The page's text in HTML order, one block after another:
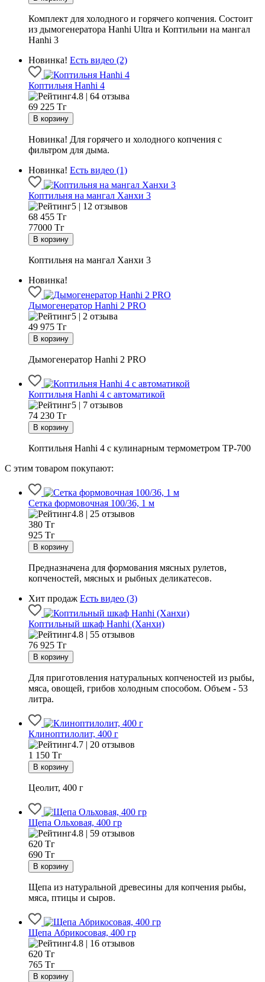
Комплект для холодного и горячего копчения. Состоит
из дымогенератора Hanhi Ultra и Коптильни на мангал
Hanhi 3
Новинка! Есть видео (2)
Коптильня Hanhi 4
4.8 | 64 отзыва
69 225 Тг
Новинка! Для горячего и холодного копчения с
фильтром для дыма.
Новинка! Есть видео (1)
Коптильня на мангал Ханхи 3
5 | 12 отзывов
68 455 Тг
77000 Тг
Коптильня на мангал Ханхи 3
Новинка!
Дымогенератор Hanhi 2 PRO
5 | 2 отзыва
49 975 Тг
Дымогенератор Hanhi 2 PRO
Коптильня Hanhi 4 с автоматикой
5 | 7 отзывов
74 230 Тг
Коптильня Hanhi 4 с кулинарным термометром ТР-700
С этим товаром покупают:
Сетка формовочная 100/36, 1 м
4.8 | 25 отзывов
380 Тг
925 Тг
Предназначена для формования мясных рулетов,
копченостей, мясных и рыбных деликатесов.
Хит продаж Есть видео (3)
Коптильный шкаф Hanhi (Ханхи)
4.8 | 55 отзывов
76 925 Тг
Для приготовления натуральных копченостей из рыбы,
мяса, овощей, грибов холодным способом. Объем - 53
литра.
Клиноптилолит, 400 г
4.7 | 20 отзывов
1 150 Тг
Цеолит, 400 г
Щепа Ольховая, 400 гр
4.8 | 59 отзывов
620 Тг
690 Тг
Щепа из натуральной древесины для копчения рыбы,
мяса, птицы и сыров.
Щепа Абрикосовая, 400 гр
4.8 | 16 отзывов
620 Тг
765 Тг